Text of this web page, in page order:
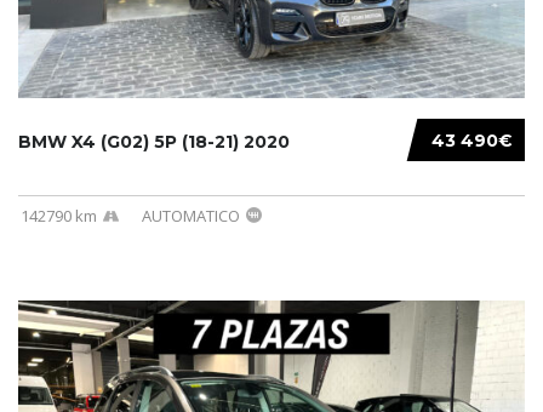
43 490€
BMW X4 (G02) 5P (18-21) 2020
142790 km AUTOMATICO